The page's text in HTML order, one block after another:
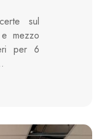
sul
mezzo
per 6